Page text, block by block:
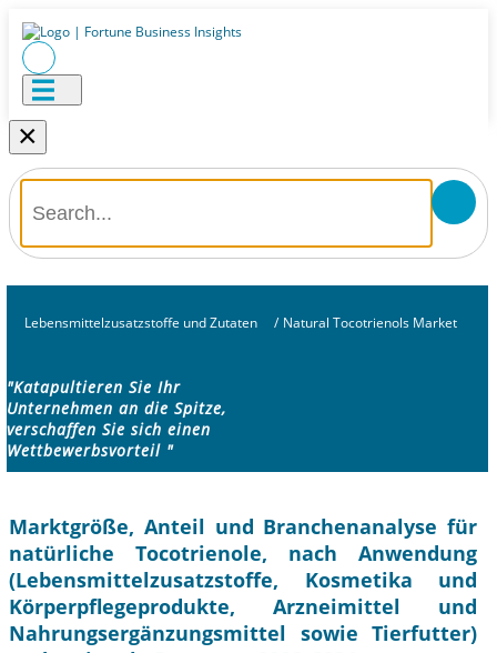
×
Lebensmittelzusatzstoffe und Zutaten / Natural Tocotrienols Market
"Katapultieren Sie Ihr
Unternehmen an die Spitze,
verschaffen Sie sich einen
Wettbewerbsvorteil "
Marktgröße, Anteil und Branchenanalyse für
natürliche Tocotrienole, nach Anwendung
(Lebensmittelzusatzstoffe, Kosmetika und
Körperpflegeprodukte, Arzneimittel und
Nahrungsergänzungsmittel sowie Tierfutter)